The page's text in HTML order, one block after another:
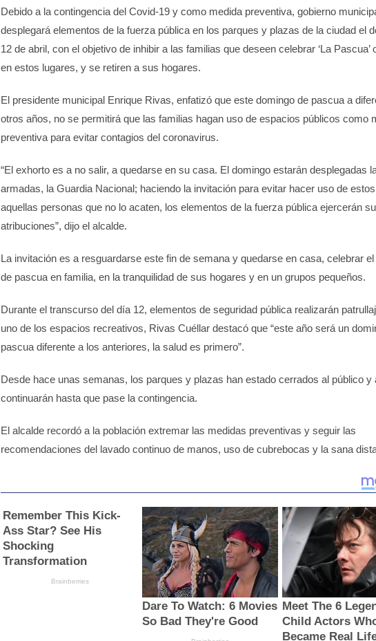
t
s
p
e
b
o
t
t
r
Debido a la contingencia del Covid-19 y como medida preventiva, gobierno
desplegará elementos de la fuerza pública en los parques y plazas de la ciudad el
12 de abril, con el objetivo de inhibir a las familias que deseen celebrar ‘La Pascua’ o
en estos lugares, y se retiren a sus hogares.
El presidente municipal Enrique Rivas, enfatizó que este domingo de pascua a
otros años, no se permitirá que las familias hagan uso de espacios públicos como
preventiva para evitar contagios del coronavirus.
“El exhorto es a no salir, a quedarse en su casa. El domingo estarán desplegadas
armadas, la Guardia Nacional; haciendo la invitación para evitar hacer uso de
aquellas personas que no lo acaten, los elementos de la fuerza pública ejercerán
atribuciones”, dijo el alcalde.
La invitación es a resguardarse este fin de semana y quedarse en casa, celebrar
de pascua en familia, en la tranquilidad de sus hogares y en un grupos pequeños.
Durante el transcurso del día 12, elementos de seguridad pública realizarán
uno de los espacios recreativos, Rivas Cuéllar destacó que “este año será un
pascua diferente a los anteriores, la salud es primero”.
Desde hace unas semanas, los parques y plazas han estado cerrados al público y
continuarán hasta que pase la contingencia.
El alcalde recordó a la población extremar las medidas preventivas y seguir las
recomendaciones del lavado continuo de manos, uso de cubrebocas y la sana